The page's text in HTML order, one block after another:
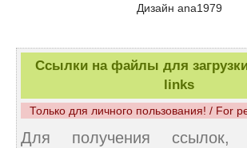
Дизайн аnа1979
Ссылки на файлы для
links
Только для личного пользования! / For
Для получения ссылок,